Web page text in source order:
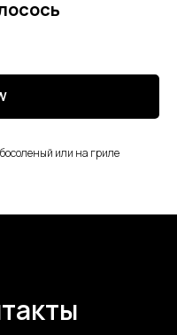
или на гриле